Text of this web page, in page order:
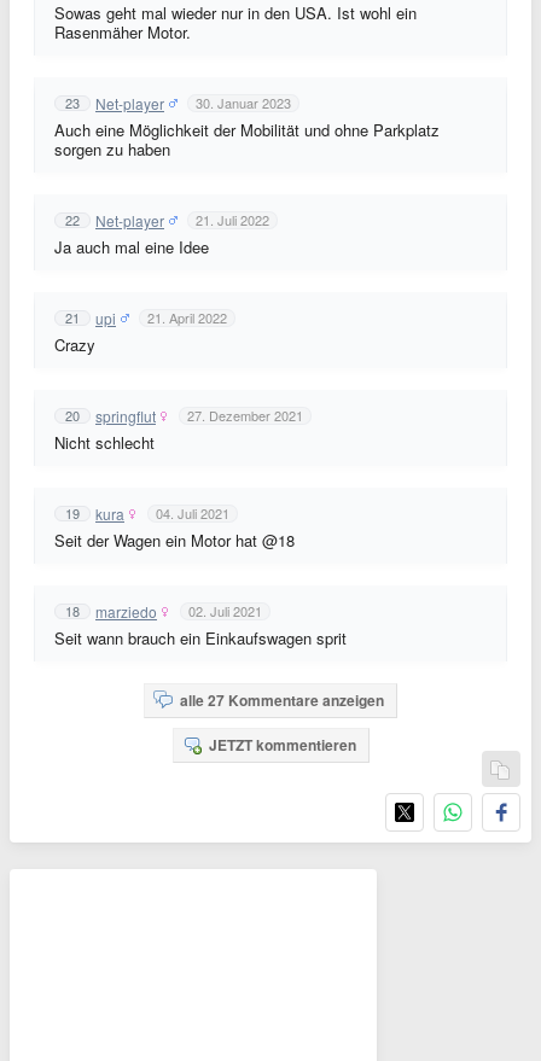
Sowas geht mal wieder nur in den USA. Ist wohl ein
Rasenmäher Motor.
23 Net-player 30. Januar 2023
Auch eine Möglichkeit der Mobilität und ohne Parkplatz
sorgen zu haben
22 Net-player 21. Juli 2022
Ja auch mal eine Idee
21 upi 21. April 2022
Crazy
20 springflut 27. Dezember 2021
Nicht schlecht
19 kura 04. Juli 2021
Seit der Wagen ein Motor hat @18
18 marziedo 02. Juli 2021
Seit wann brauch ein Einkaufswagen sprit
alle 27 Kommentare anzeigen
JETZT kommentieren